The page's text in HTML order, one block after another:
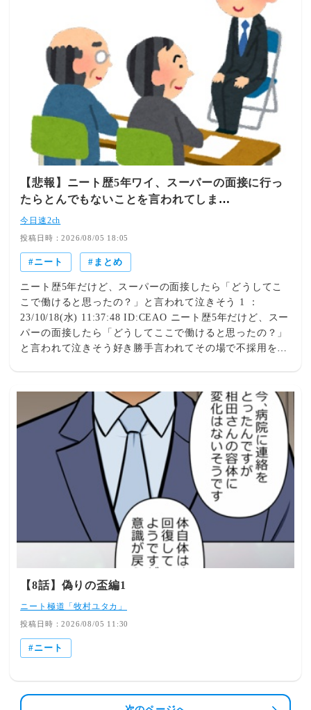
に追い詰められるものなんだと初めて知りました----------
--------------------- ＼更新したらスマホに通知が来るよ！
／ライブドアのアプリをダウンロードしてね----------------
---------- 【プロモーションが含まれています】＼スタイリ
ング自由自在！／そのままでも羽織っても大人かわいい♡
クーポン利用でめちゃくちゃお得！【1690円~！クーポン
で！】 シャツ レディース 半袖 夏 五分袖 七分袖 柄... 楽
天で購入 ＼スタイルアップして見えるイージーパンツ／
ストレッチあり素材で動きやすい！こっちもクーポンでお
買い得！！【2990円！クーポンで！】 カラーパンツ パン
ツ ストレッチ レディース 伸び... 楽天で購入 ＼まだまだ
必須！／着る日焼け止め かなりオススメ安いときに買っ
とこ！77%OFF!【8/5 10時〜24H限定：4,490円→999
円！】【年間ラン... 楽天で購入 【楽天PRに参加中】 SNS
もやってます気軽にフォローしてね ------------------
----------------------LINEスタンプ2種類作ってます(*･ω･)
ノ
【悲報】ニート歴5年ワイ、スーパーの面接に行っ
たらとんでもないことを言われてしま
う・・・・・・
今日速2ch
投稿日時：2026/08/05 18:05
ニート まとめ
ニート歴5年だけど、スーパーの面接したら「どうしてこ
こで働けると思ったの？」と言われて泣きそう 1 ：
23/10/18(水) 11:37:48 ID:CEAO ニート歴5年だけど、スー
パーの面接したら「どうしてここで働けると思ったの？」
と言われて泣きそう好き勝手言われてその場で不採用を言
【8話】偽りの盃編1
ニート極道「牧村ユタカ」
投稿日時：2026/08/05 11:30
ニート